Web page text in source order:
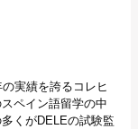
実績を誇るコレヒ
ペイン語留学の中
くがDELEの試験監